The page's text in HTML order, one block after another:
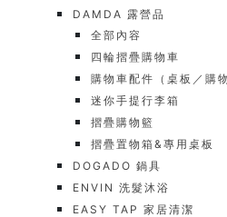
DAMDA 露營品
全部內容
四輪摺疊購物車
購物車配件（桌板／購
迷你手提行李箱
摺疊購物籃
摺疊置物箱&專用桌板
DOGADO 鍋具
ENVIN 洗髮沐浴
EASY TAP 家居清潔